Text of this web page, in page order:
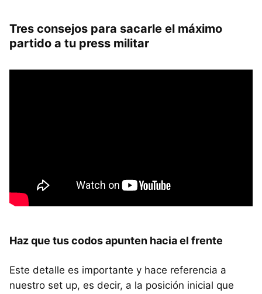
Tres consejos para sacarle el máximo
partido a tu press militar
Haz que tus codos apunten hacia el frente
Este detalle es importante y hace referencia a
nuestro set up, es decir, a la posición inicial que